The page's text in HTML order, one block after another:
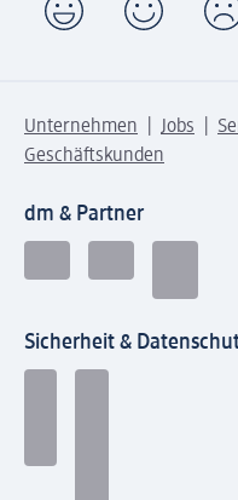
Unternehmen Jobs
Geschäftskunden
dm & Partner
Sicherheit &